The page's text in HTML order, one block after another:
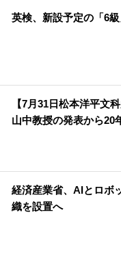
英検、新設予定の「6
【7月31日松本洋平文
山中教授の発表から20
経済産業省、AIとロボ
織を設置へ